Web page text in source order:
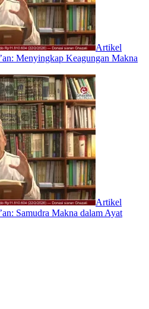
Artikel
Menyingkap Keagungan Makna
Artikel
Samudra Makna dalam Ayat